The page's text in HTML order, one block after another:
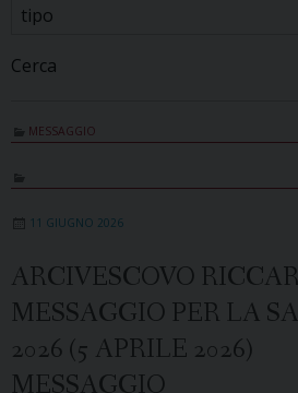
Cerca
MESSAGGIO
11 GIUGNO 2026
ARCIVESCOVO
MESSAGGIO PER LA
2026 (5 APRILE 2026)
MESSAGGIO